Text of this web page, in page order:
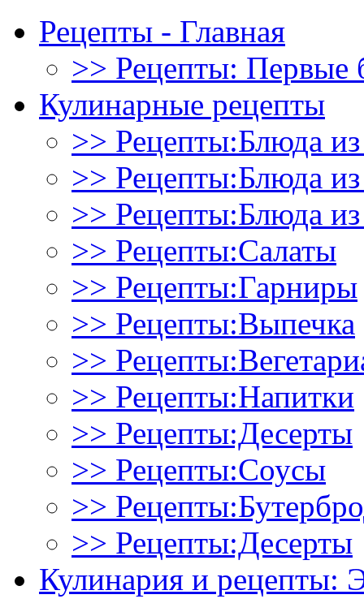
Рецепты - Главная
>> Рецепты: Первые
Кулинарные рецепты
>> Рецепты:Блюда
>> Рецепты:Блюда
>> Рецепты:Блюда
>> Рецепты:Салаты
>> Рецепты:Гарниры
>> Рецепты:Выпечка
>>
>> Рецепты:Напитки
>> Рецепты:Десерты
>> Рецепты:Соусы
>>
>> Рецепты:Десерты
Кулинария и рецепты: